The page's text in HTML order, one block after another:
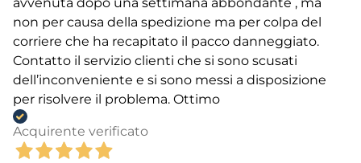
non per causa della spedizione ma per colpa del
corriere che ha recapitato il pacco danneggiato.
Contatto il servizio clienti che si sono scusati
dell’inconveniente e si sono messi a disposizione
per risolvere il problema. Ottimo
Acquirente verificato